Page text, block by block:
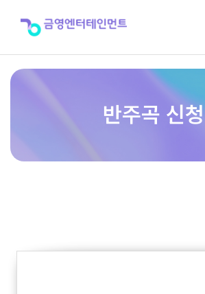
반주곡 신청